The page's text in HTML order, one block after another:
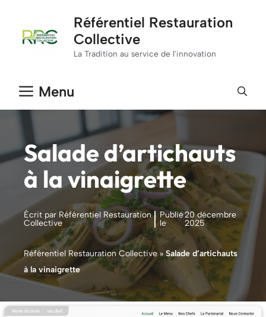
contenu
Référentiel Restauration
Collective
La Tradition au service de l'innovation
Menu
Salade d’artichauts
à la vinaigrette
Écrit par Référentiel Restauration
Collective
Publié
le
20 décembre
2025
Référentiel Restauration Collective » Salade d’artichauts
à la vinaigrette